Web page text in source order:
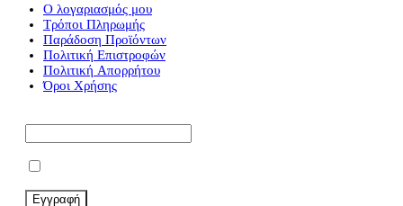
Ο λογαριασμός μου
Τρόποι Πληρωμής
Παράδοση Προϊόντων
Πολιτική Επιστροφών
Πολιτική Απορρήτου
Όροι Χρήσης